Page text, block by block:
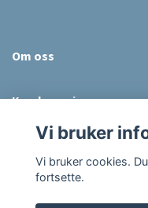
Om oss
Kundeservice
Vi bruker
Vi bruker cookies.
fortsette.